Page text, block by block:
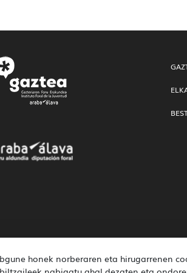
honek norberaren eta hirugarrenen